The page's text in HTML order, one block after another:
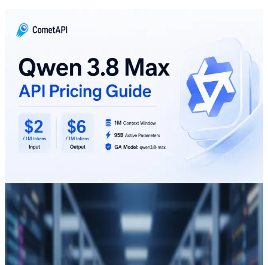
Aug 8, 2026
qwen 3.8 Max
Qwen 3.8 Max API-priser: $2
Inndata, $6 Utdata, 1M kontekst
Qwen 3.8 Max koster $2/M for input og $6/M for
output. Sammenlign cache-avgifter, verktøykostnader,
konkrete eksempler, begrensninger og råd om
Aug 8, 2026
Qwen 3.5
Slik bruker du Qwen 3.5 API